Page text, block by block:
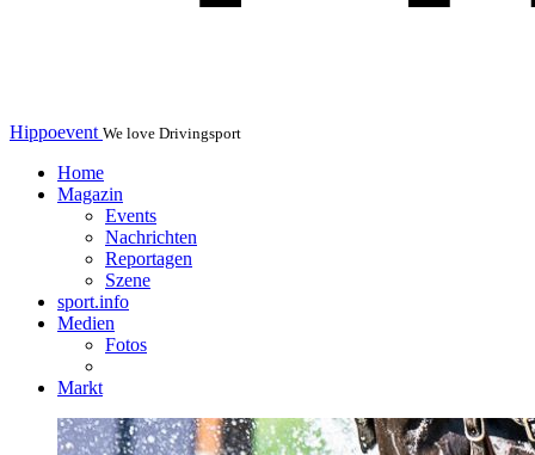
Hippoevent We love Drivingsport
Home
Magazin
Events
Nachrichten
Reportagen
Szene
sport.info
Medien
Fotos
Markt